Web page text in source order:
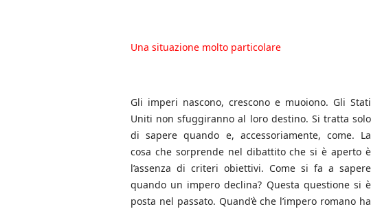
Una situazione molto particolare
Gli imperi nascono, crescono e muoiono. Gli Stati
Uniti non sfuggiranno al loro destino. Si tratta solo
di sapere quando e, accessoriamente, come. La
cosa che sorprende nel dibattito che si è aperto è
l’assenza di criteri obiettivi. Come si fa a sapere
quando un impero declina? Questa questione si è
posta nel passato. Quand’è che l’impero romano ha